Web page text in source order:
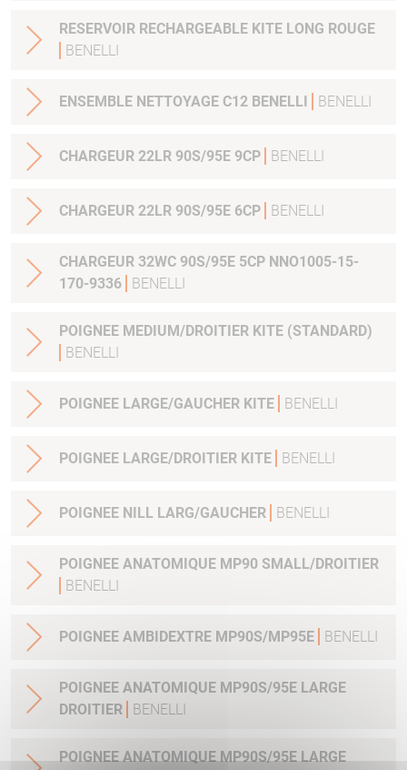
RESERVOIR RECHARGEABLE KITE LONG ROUGE
BENELLI
ENSEMBLE NETTOYAGE C12 BENELLI BENELLI
CHARGEUR 22LR 90S/95E 9CP BENELLI
CHARGEUR 22LR 90S/95E 6CP BENELLI
CHARGEUR 32WC 90S/95E 5CP NNO1005-15-
170-9336
BENELLI
POIGNEE MEDIUM/DROITIER KITE (STANDARD)
BENELLI
POIGNEE LARGE/GAUCHER KITE BENELLI
POIGNEE LARGE/DROITIER KITE BENELLI
POIGNEE NILL LARG/GAUCHER BENELLI
POIGNEE ANATOMIQUE MP90 SMALL/DROITIER
BENELLI
POIGNEE AMBIDEXTRE MP90S/MP95E BENELLI
POIGNEE ANATOMIQUE MP90S/95E LARGE
DROITIER
BENELLI
POIGNEE ANATOMIQUE MP90S/95E LARGE